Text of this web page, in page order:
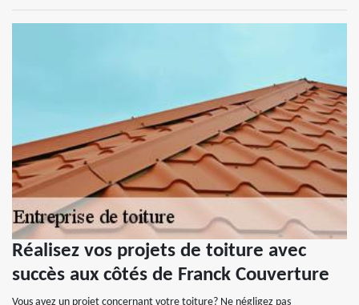
Réalisez vos projets de toiture avec
succès aux côtés de Franck Couverture
Vous avez un projet concernant votre toiture? Ne négligez pas